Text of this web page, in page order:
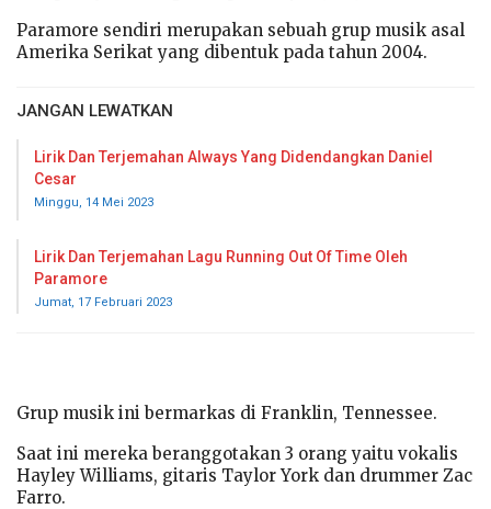
Paramore sendiri merupakan sebuah grup musik asal
Amerika Serikat yang dibentuk pada tahun 2004.
JANGAN LEWATKAN
Lirik Dan Terjemahan Always Yang Didendangkan Daniel
Cesar
Minggu, 14 Mei 2023
Lirik Dan Terjemahan Lagu Running Out Of Time Oleh
Paramore
Jumat, 17 Februari 2023
Grup musik ini bermarkas di Franklin, Tennessee.
Saat ini mereka beranggotakan 3 orang yaitu vokalis
Hayley Williams, gitaris Taylor York dan drummer Zac
Farro.